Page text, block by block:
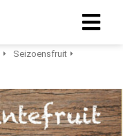
Seizoensfruit